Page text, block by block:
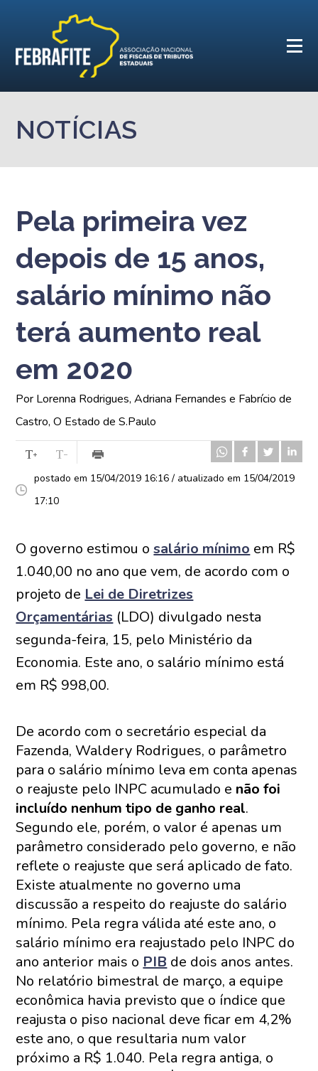
NOTÍCIAS
Pela primeira vez
depois de 15 anos,
salário mínimo não
terá aumento real
em 2020
Por Lorenna Rodrigues, Adriana Fernandes e Fabrício de
Castro, O Estado de S.Paulo
postado em 15/04/2019 16:16 / atualizado em 15/04/2019
17:10
O governo estimou osalário mínimo em R$
1.040,00 no ano que vem, de acordo com o
projeto de Lei de Diretrizes
Orçamentárias (LDO) divulgado nesta
segunda-feira, 15, pelo Ministério da
Economia. Este ano, o salário mínimo está
em R$ 998,00.
De acordo com o secretário especial da
Fazenda, Waldery Rodrigues, o parâmetro
para o salário mínimo leva em conta apenas
o reajuste pelo INPC acumulado e não foi
incluído nenhum tipo de ganho real.
Segundo ele, porém, o valor é apenas um
parâmetro considerado pelo governo, e não
reflete o reajuste que será aplicado de fato.
Existe atualmente no governo uma
discussão a respeito do reajuste do salário
mínimo. Pela regra válida até este ano, o
salário mínimo era reajustado pelo INPC do
ano anterior mais o PIB de dois anos antes.
No relatório bimestral de março, a equipe
econômica havia previsto que o índice que
reajusta o piso nacional deve ficar em 4,2%
este ano, o que resultaria num valor
próximo a R$ 1.040. Pela regra antiga, o